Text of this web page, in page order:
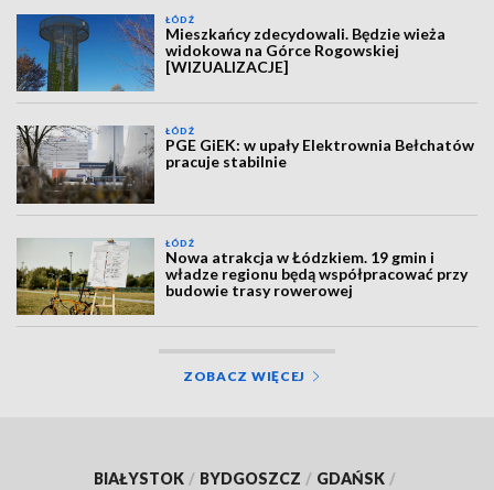
ŁÓDŹ
Mieszkańcy zdecydowali. Będzie wieża
widokowa na Górce Rogowskiej
[WIZUALIZACJE]
ŁÓDŹ
PGE GiEK: w upały Elektrownia Bełchatów
pracuje stabilnie
ŁÓDŹ
Nowa atrakcja w Łódzkiem. 19 gmin i
władze regionu będą współpracować przy
budowie trasy rowerowej
ZOBACZ WIĘCEJ
BIAŁYSTOK / BYDGOSZCZ / GDAŃSK /